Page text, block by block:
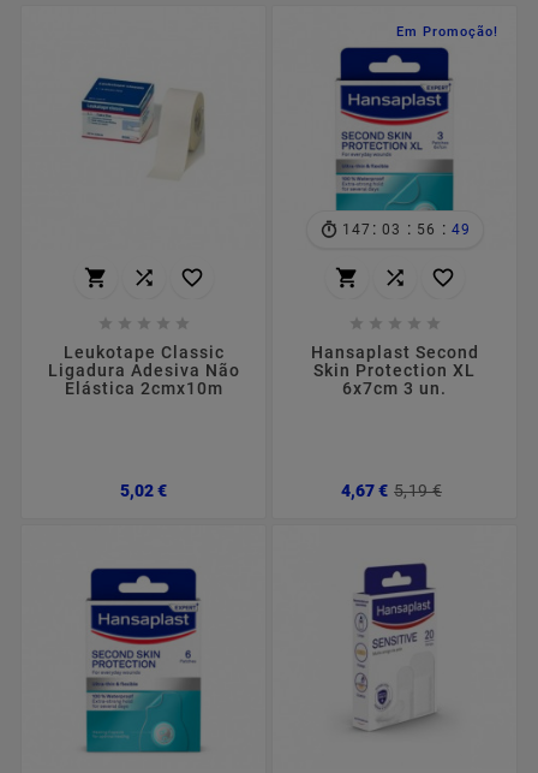
  
    
Leukotape Classic
Ligadura Adesiva Não
Elástica 2cmx10m
5,02 €Preço
Em Promoção!
147 : 03 : 56 : 48
  
    
Hansaplast Second
Skin Protection XL
6x7cm 3 un.
4,67 € 5,19 €